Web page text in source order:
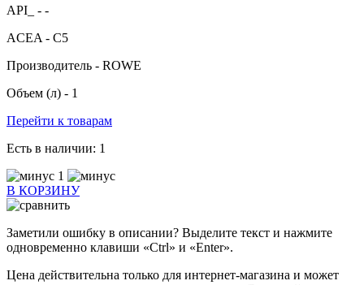
API_ - -
ACEA - C5
Производитель - ROWE
Объем (л) - 1
Перейти к товарам
Есть в наличии: 1
1
В КОРЗИНУ
Заметили ошибку в описании? Выделите текст и нажмите
одновременно клавиши «Ctrl» и «Enter».
Цена действительна только для интернет-магазина и может